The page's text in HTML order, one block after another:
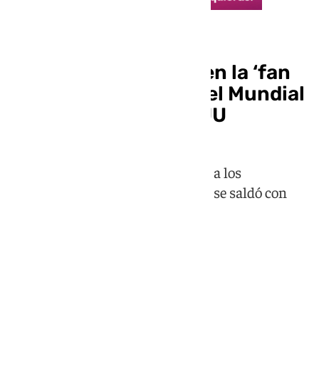
Fallece una persona en la ‘fan
zone’ de un partido del Mundial
por un tiroteo en EEUU
Una reyerta en el lugar que acogió a los
aficionados del Sudáfrica-Canadá se saldó con